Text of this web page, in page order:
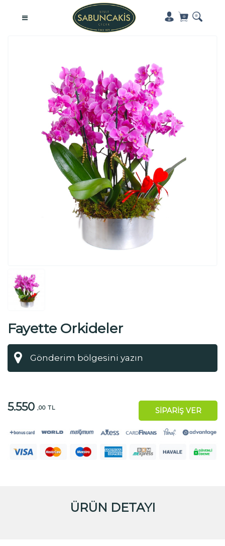
Fayette Orkideler
5.550 ,00 TL SİPARİŞ VER
ÜRÜN DETAYI